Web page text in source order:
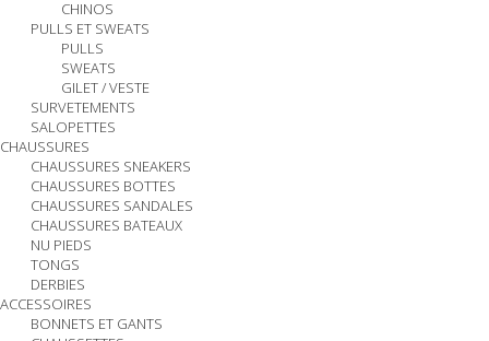
CHINOS
PULLS ET SWEATS
PULLS
SWEATS
GILET / VESTE
SURVETEMENTS
SALOPETTES
CHAUSSURES
CHAUSSURES SNEAKERS
CHAUSSURES BOTTES
CHAUSSURES SANDALES
CHAUSSURES BATEAUX
NU PIEDS
TONGS
DERBIES
ACCESSOIRES
BONNETS ET GANTS